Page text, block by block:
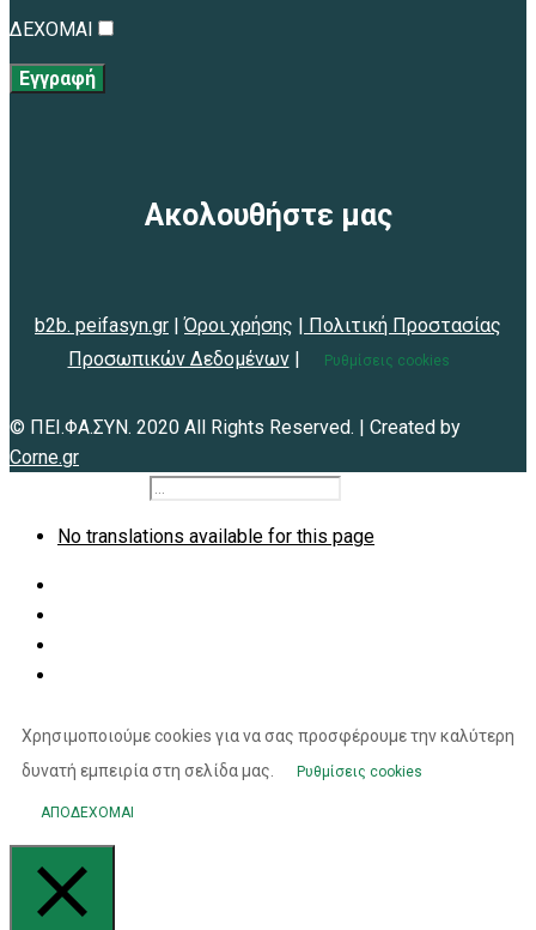
ΔΕΧΟΜΑΙ
Εγγραφή
Ακολουθήστε μας
b2b. peifasyn.gr |Όροι χρήσης
Πολιτική Προστασίας
Προσωπικών Δεδομένων| Ρυθμίσεις cookies
© ΠΕΙ.ΦΑ.ΣΥΝ. 2020 All Rights Reserved. | Created by
Corne.gr
No translations available for this page
Χρησιμοποιούμε cookies για να σας προσφέρουμε την καλύτερη
δυνατή εμπειρία στη σελίδα μας.
Ρυθμίσεις cookies
ΑΠΟΔΕΧΟΜΑΙ